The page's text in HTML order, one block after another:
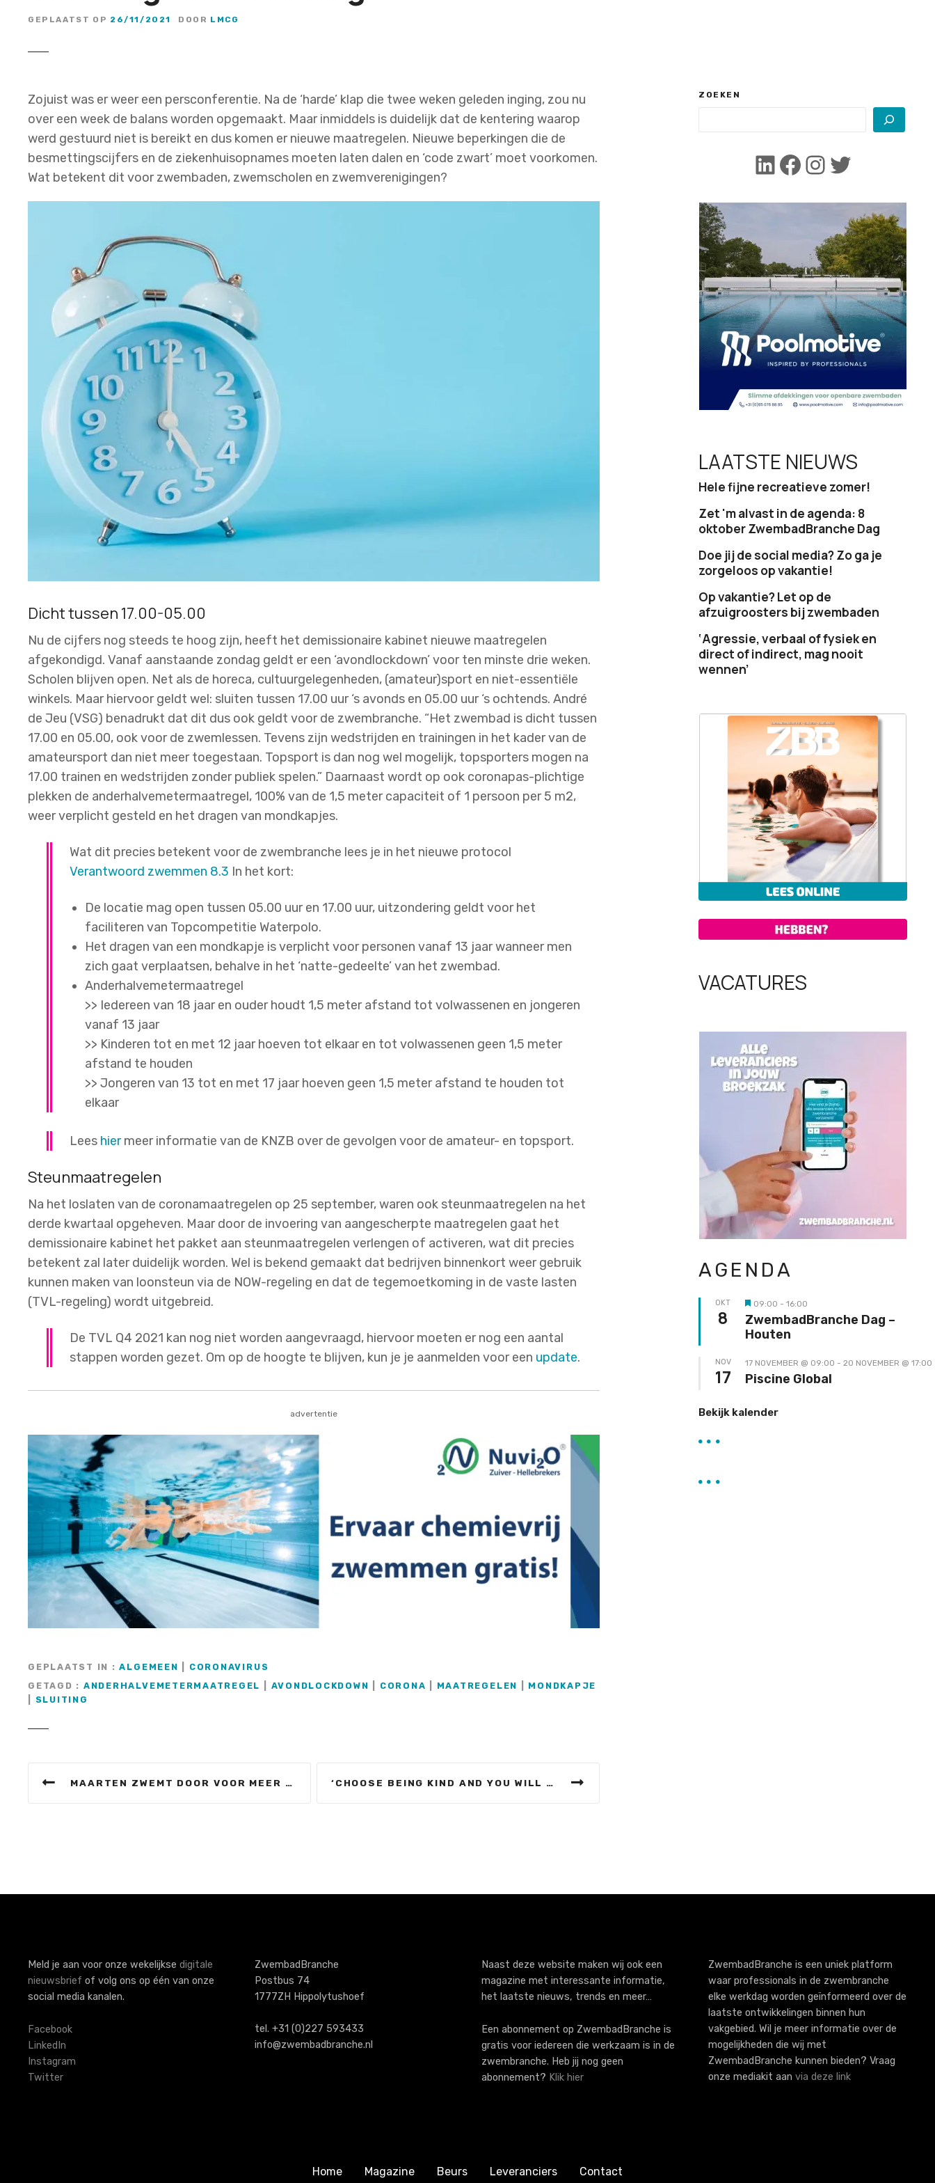
GEPLAATST OP 26/11/2021 DOOR LMCG
Zojuist was er weer een persconferentie. Na de ‘harde’ klap die twee weken geleden inging, zou nu
over een week de balans worden opgemaakt. Maar inmiddels is duidelijk dat de kentering waarop
werd gestuurd niet is bereikt en dus komen er nieuwe maatregelen. Nieuwe beperkingen die de
besmettingscijfers en de ziekenhuisopnames moeten laten dalen en ‘code zwart’ moet voorkomen.
Wat betekent dit voor zwembaden, zwemscholen en zwemverenigingen?
Dicht tussen 17.00-05.00
Nu de cijfers nog steeds te hoog zijn, heeft het demissionaire kabinet nieuwe maatregelen
afgekondigd. Vanaf aanstaande zondag geldt er een ‘avondlockdown’ voor ten minste drie weken.
Scholen blijven open. Net als de horeca, cultuurgelegenheden, (amateur)sport en niet-essentiële
winkels. Maar hiervoor geldt wel: sluiten tussen 17.00 uur ‘s avonds en 05.00 uur ‘s ochtends. André
de Jeu (VSG) benadrukt dat dit dus ook geldt voor de zwembranche. “Het zwembad is dicht tussen
17.00 en 05.00, ook voor de zwemlessen. Tevens zijn wedstrijden en trainingen in het kader van de
amateursport dan niet meer toegestaan. Topsport is dan nog wel mogelijk, topsporters mogen na
17.00 trainen en wedstrijden zonder publiek spelen.” Daarnaast wordt op ook coronapas-plichtige
plekken de anderhalvemetermaatregel, 100% van de 1,5 meter capaciteit of 1 persoon per 5 m2,
weer verplicht gesteld en het dragen van mondkapjes.
Wat dit precies betekent voor de zwembranche lees je in het nieuwe protocol
Verantwoord zwemmen 8.3 In het kort:
De locatie mag open tussen 05.00 uur en 17.00 uur, uitzondering geldt voor het
faciliteren van Topcompetitie Waterpolo.
Het dragen van een mondkapje is verplicht voor personen vanaf 13 jaar wanneer men
zich gaat verplaatsen, behalve in het ‘natte-gedeelte’ van het zwembad.
Anderhalvemetermaatregel
>> Iedereen van 18 jaar en ouder houdt 1,5 meter afstand tot volwassenen en jongeren
vanaf 13 jaar
>> Kinderen tot en met 12 jaar hoeven tot elkaar en tot volwassenen geen 1,5 meter
afstand te houden
>> Jongeren van 13 tot en met 17 jaar hoeven geen 1,5 meter afstand te houden tot
elkaar
Lees hiermeer informatie van de KNZB over de gevolgen voor de amateur- en topsport.
Steunmaatregelen
Na het loslaten van de coronamaatregelen op 25 september, waren ook steunmaatregelen na het
derde kwartaal opgeheven. Maar door de invoering van aangescherpte maatregelen gaat het
demissionaire kabinet het pakket aan steunmaatregelen verlengen of activeren, wat dit precies
betekent zal later duidelijk worden. Wel is bekend gemaakt dat bedrijven binnenkort weer gebruik
kunnen maken van loonsteun via de NOW-regeling en dat de tegemoetkoming in de vaste lasten
(TVL-regeling) wordt uitgebreid.
De TVL Q4 2021 kan nog niet worden aangevraagd, hiervoor moeten er nog een aantal
stappen worden gezet. Om op de hoogte te blijven, kun je je aanmelden voor een update.
advertentie
GEPLAATST IN ALGEMEEN
CORONAVIRUS
GETAGD
ANDERHALVEMETERMAATREGEL AVONDLOCKDOWN CORONA MAATREGELEN
MONDKAPJE
SLUITING
h
a
v
i
g
a
MAARTEN ZWEMT DOOR VOOR MEER GELD VOOR KANKERONDERZOEK ‘CHOOSE BEING KIND AND YOU WILL ALWAYS BE RIGHT’
ZOEKEN
LinkedIn Facebook Instagram Twitter
LAATSTE NIEUWS
Hele fijne recreatieve zomer!
Zet 'm alvast in de agenda: 8
oktober ZwembadBranche Dag
Doe jij de social media? Zo ga je
zorgeloos op vakantie!
Op vakantie? Let op de
afzuigroosters bij zwembaden
‘Agressie, verbaal of fysiek en
direct of indirect, mag nooit
wennen’
VACATURES
AGENDA
OKT
8 Uitgelicht
09:00 - 16:00
ZwembadBranche Dag –
Houten
NOV
17
17 NOVEMBER @ 09:00 - 20 NOVEMBER @ 17:00
Piscine Global
Bekijk kalender
Meld je aan voor onze wekelijkse digitale
nieuwsbrief of volg ons op één van onze
social media kanalen.
Facebook
LinkedIn
Instagram
Twitter
ZwembadBranche
Postbus 74
1777ZH Hippolytushoef
tel. +31 (0)227 593433
info@zwembadbranche.nl
Naast deze website maken wij ook een
magazine met interessante informatie,
het laatste nieuws, trends en meer…
Een abonnement op ZwembadBranche is
gratis voor iedereen die werkzaam is in de
zwembranche. Heb jij nog geen
abonnement? Klik hier
ZwembadBranche is een uniek platform
waar professionals in de zwembranche
elke werkdag worden geïnformeerd over de
laatste ontwikkelingen binnen hun
vakgebied. Wil je meer informatie over de
mogelijkheden die wij met
ZwembadBranche kunnen bieden? Vraag
onze mediakit aan via deze link
Home Magazine Beurs Leveranciers Contact